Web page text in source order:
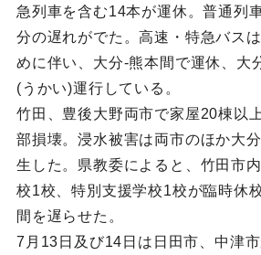
急列車を含む14本が運休。普通列
分の遅れがでた。高速・特急バス
めに伴い、大分-熊本間で運休、大
(うかい)運行している。
竹田、豊後大野両市で家屋20棟以
部損壊。浸水被害は両市のほか大
生した。県教委によると、竹田市
校1校、特別支援学校1校が臨時休
間を遅らせた。
7月13日及び14日は日田市、中津